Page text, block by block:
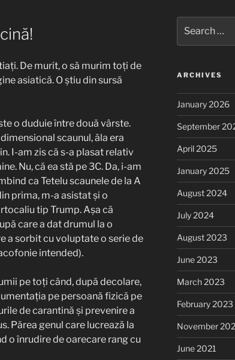
De murit, o să murim toți de
asiatică. O știu din sursă
o duduie între două vârste.
scaunul, ăla era
I-am zis că s-a plasat relativ
Nu, că ea stă pe 3C. Da, i-am
ca Tetelu scaunele de la A
prima, m-a asistat și o
tip Trump. Așa că
care a dat drumul la o
a sorbit cu voluptate o serie de
intended).
pe toți când, după decolare,
pe persoană fizică pe
de carantină și prevenire a
Părea genul care lucrează la
o înrudire de oarecare rang cu
for:
ARCHIVES
January 2026
September
April 2025
January 2025
August 2024
July 2024
August 2023
June 2023
March 2023
February 2023
November
June 2021